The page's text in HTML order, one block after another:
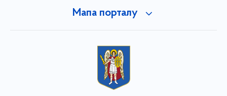
Мапа порталу